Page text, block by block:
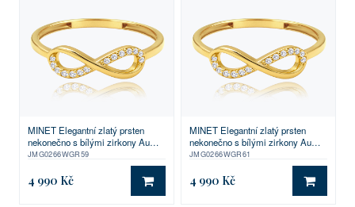
MINET Elegantní zlatý prsten
nekonečno s bílými zirkony Au
585/1000 vel. 59 - 0,85g
JMG0266WGR59
4 990 Kč DO KOŠÍKU
MINET Elegantní zlatý prsten
nekonečno s bílými zirkony Au
585/1000 vel. 61 - 0,85g
JMG0266WGR61
4 990 Kč DO